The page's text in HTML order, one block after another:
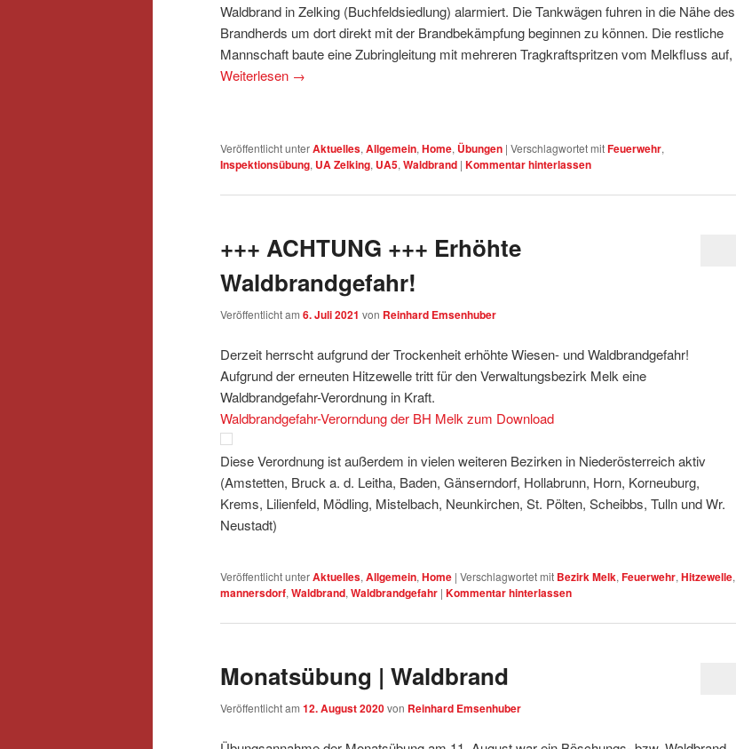
Waldbrand in Zelking (Buchfeldsiedlung) alarmiert. Die Tankwägen fuhren in die Nähe des
Brandherds um dort direkt mit der Brandbekämpfung beginnen zu können. Die restliche
Mannschaft baute eine Zubringleitung mit mehreren Tragkraftspritzen vom Melkfluss auf,
Weiterlesen →
Veröffentlicht unterAktuelles, Allgemein, Home, Übungen | Verschlagwortet mitFeuerwehr,
Inspektionsübung, UA Zelking, UA5, Waldbrand | Kommentar hinterlassen
+++ ACHTUNG +++ Erhöhte
Waldbrandgefahr!
Veröffentlicht am 6. Juli 2021 von Reinhard Emsenhuber
Derzeit herrscht aufgrund der Trockenheit erhöhte Wiesen- und Waldbrandgefahr!
Aufgrund der erneuten Hitzewelle tritt für den Verwaltungsbezirk Melk eine
Waldbrandgefahr-Verordnung in Kraft.
Waldbrandgefahr-Verorndung der BH Melk zum Download
Diese Verordnung ist außerdem in vielen weiteren Bezirken in Niederösterreich aktiv
(Amstetten, Bruck a. d. Leitha, Baden, Gänserndorf, Hollabrunn, Horn, Korneuburg,
Krems, Lilienfeld, Mödling, Mistelbach, Neunkirchen, St. Pölten, Scheibbs, Tulln und Wr.
Neustadt)
Veröffentlicht unterAktuelles, Allgemein, Home | Verschlagwortet mit Bezirk Melk, Feuerwehr, Hitzewelle,
mannersdorf, Waldbrand, Waldbrandgefahr | Kommentar hinterlassen
Monatsübung | Waldbrand
Veröffentlicht am 12. August 2020von Reinhard Emsenhuber